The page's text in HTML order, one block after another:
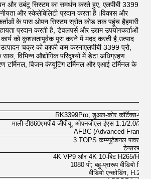
और उबंटू सिस्टम का समर्थन करते हुए, एलपीबी 3399
और स्केलेबिलिटी प्रदान करता है।विकास और
के पास ओपन सिस्टम स्रोत कोड तक पहुंच हैहमारी
प्रदान करती है, डेवलपर्स और उद्यम उपयोगकर्ताओं
को कुशलतापूर्वक पूरा करने में मदद करती है,उत्पाद
चक्र को काफी कम करनाएलपीबी 3399 प्रो,
विभिन्न औद्योगिक परिदृश्यों में डेटा अधिग्रहण
टर्मिनल, विजन कंप्यूटिंग टर्मिनल और एआई टर्मिनल के
RK3399Pro; डुअल-कोर कॉर्टेक्स-ए72
माली-टी860एमपी4 जीपीयू, ओपनजीएल ईएस 1.1/2.0/
AFBC (Advanced Frame
3 TOPS कम्प्यूटेशनल पावर; 8-
4K VP9 और 4K 10-बिट H265/H264
1080 पी; बहु-प्रारूप वीडियो
वीडियो एन्कोडिंग,